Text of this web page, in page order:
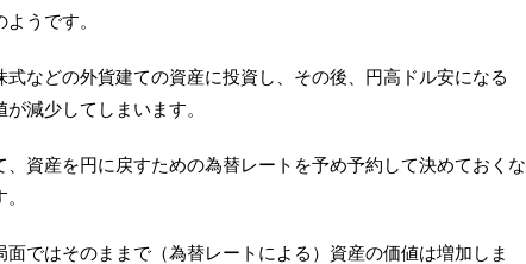
うです。
式などの外貨建ての資産に投資し、その後、円高ドル安になる
減少してしまいます。
、資産を円に戻すための為替レートを予め予約して決めておくな
面ではそのままで（為替レートによる）資産の価値は増加しま